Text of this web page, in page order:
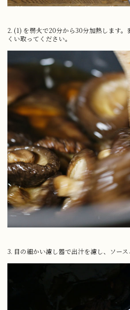
2. (1) を弱火で20分から30分加熱します
くい取ってください。
3. 目の細かい濾し器で出汁を濾し、ソース